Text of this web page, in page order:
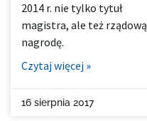
2014 r. nie tylko tytuł
magistra, ale też rządową
nagrodę.
Czytaj więcej »
16 sierpnia 2017